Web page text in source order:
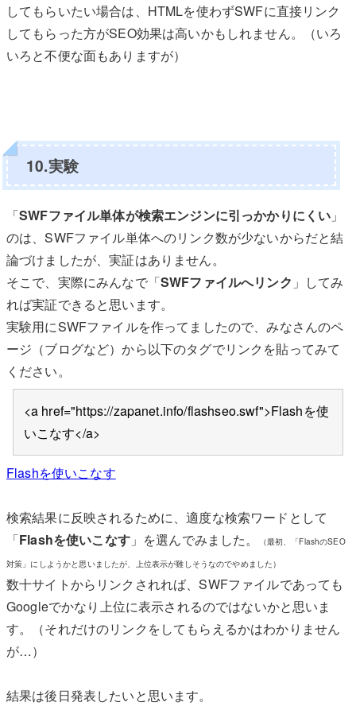
してもらいたい場合は、HTMLを使わずSWFに直接リンク
してもらった方がSEO効果は高いかもしれません。（いろ
いろと不便な面もありますが）
10.実験
「SWFファイル単体が検索エンジンに引っかかりにくい 」
のは、SWFファイル単体へのリンク数が少ないからだと結
論づけましたが、実証はありません。
そこで、実際にみんなで「SWFファイルへリンク 」してみ
れば実証できると思います。
実験用にSWFファイルを作ってましたので、みなさんのペ
ージ（ブログなど）から以下のタグでリンクを貼ってみて
ください。
<a href="https://zapanet.info/flashseo.swf">Flashを使
いこなす</a>
Flashを使いこなす
検索結果に反映されるために、適度な検索ワードとして
「Flashを使いこなす」を選んでみました。
（最初、「FlashのSEO
対策」にしようかと思いましたが、上位表示が難しそうなのでやめました）
数十サイトからリンクされれば、SWFファイルであっても
Googleでかなり上位に表示されるのではないかと思いま
す。（それだけのリンクをしてもらえるかはわかりません
が…）
結果は後日発表したいと思います。